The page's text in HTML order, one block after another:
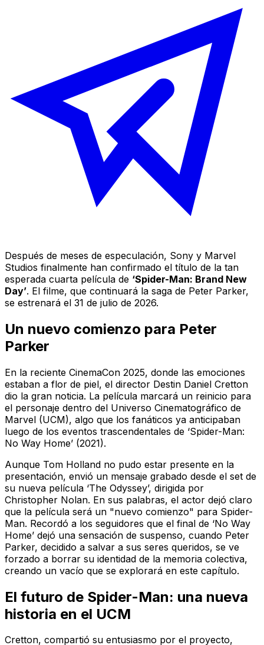
Después de meses de especulación, Sony y Marvel
Studios finalmente han confirmado el título de la tan
esperada cuarta película de ‘Spider-Man: Brand New
Day’. El filme, que continuará la saga de Peter Parker,
se estrenará el 31 de julio de 2026.
Un nuevo comienzo para Peter
Parker
En la reciente CinemaCon 2025, donde las emociones
estaban a flor de piel, el director Destin Daniel Cretton
dio la gran noticia. La película marcará un reinicio para
el personaje dentro del Universo Cinematográfico de
Marvel (UCM), algo que los fanáticos ya anticipaban
luego de los eventos trascendentales de ‘Spider-Man:
No Way Home’ (2021).
Aunque Tom Holland no pudo estar presente en la
presentación, envió un mensaje grabado desde el set de
su nueva película ‘The Odyssey’, dirigida por
Christopher Nolan. En sus palabras, el actor dejó claro
que la película será un "nuevo comienzo" para Spider-
Man. Recordó a los seguidores que el final de ‘No Way
Home’ dejó una sensación de suspenso, cuando Peter
Parker, decidido a salvar a sus seres queridos, se ve
forzado a borrar su identidad de la memoria colectiva,
creando un vacío que se explorará en este capítulo.
El futuro de Spider-Man: una nueva
historia en el UCM
Cretton, compartió su entusiasmo por el proyecto,